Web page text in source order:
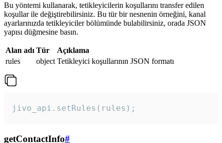
Bu yöntemi kullanarak, tetikleyicilerin koşullarını transfer edilen
koşullar ile değiştirebilirsiniz. Bu tür bir nesnenin örneğini, kanal
ayarlarınızda tetikleyiciler bölümünde bulabilirsiniz, orada JSON
yapısı düğmesine basın.
Alan adı Tür
Açıklama
rules
object Tetikleyici koşullarının JSON formatı
jivo_api.setRules(rules);
getContactInfo#